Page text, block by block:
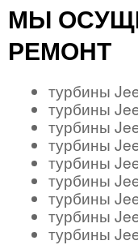
МЫ
РЕМОНТ
турбины
турбины
турбины
турбины
турбины
турбины
турбины
турбины
турбины